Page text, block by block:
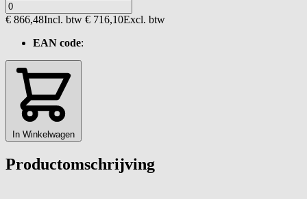
€ 866,48Incl. btw € 716,10Excl. btw
EAN code:
In Winkelwagen
Productomschrijving